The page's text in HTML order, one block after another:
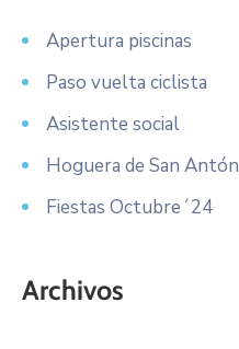
Apertura piscinas
Paso vuelta ciclista
Asistente social
Hoguera de San Antón
Fiestas Octubre´24
Archivos